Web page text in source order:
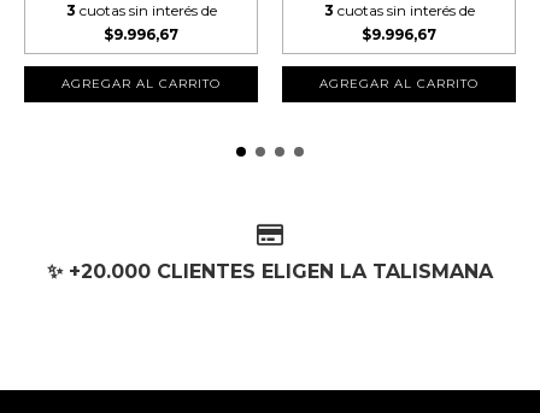
3 cuotas sin interés de
$9.996,67
3 cuotas sin interés de
$9.996,67
✨ +20.000 CLIENTES ELIGEN LA TALISMANA